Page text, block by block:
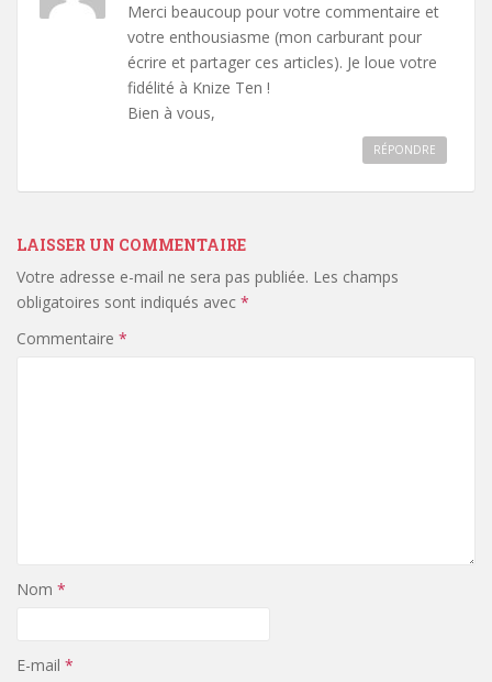
Merci beaucoup pour votre commentaire et
votre enthousiasme (mon carburant pour
écrire et partager ces articles). Je loue votre
fidélité à Knize Ten !
Bien à vous,
RÉPONDRE
LAISSER UN COMMENTAIRE
Votre adresse e-mail ne sera pas publiée. Les champs
obligatoires sont indiqués avec *
Commentaire *
Nom *
E-mail *